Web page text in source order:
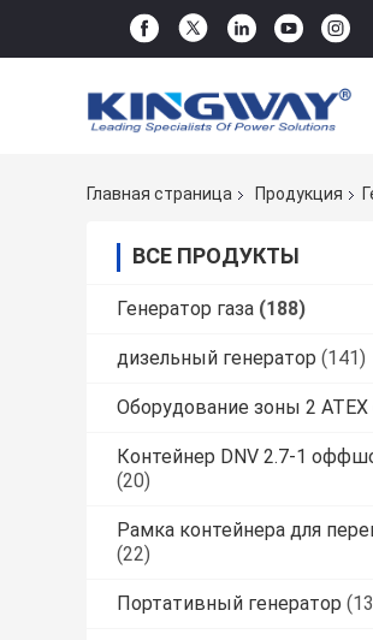
Главная страница
Продукция
ВСЕ ПРОДУКТЫ
Генератор газа (188)
дизельный генератор (141)
Оборудование зоны 2 ATEX
Контейнер DNV 2.7-1
(20)
Рамка контейнера для
(22)
Портативный генератор